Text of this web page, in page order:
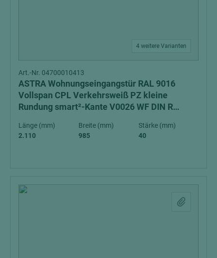
4 weitere Varianten
Art.-Nr. 04700010413
ASTRA Wohnungseingangstür RAL 9016
Vollspan CPL Verkehrsweiß PZ kleine
Rundung smart²-Kante V0026 WF DIN R
Länge (mm)
2.110
Breite (mm)
985
Stärke (mm)
40